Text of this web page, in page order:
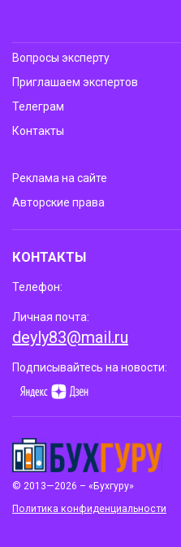
© 2013—2026 – «Бухгуру»
Политика конфиденциальности
Вопросы эксперту
Приглашаем экспертов
Телеграм
Контакты
Реклама на сайте
Авторские права
КОНТАКТЫ
Телефон:
Личная почта:
deyly83@mail.ru
Подписывайтесь на новости: